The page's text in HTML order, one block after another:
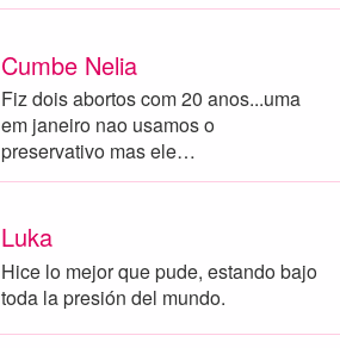
Cumbe Nelia
Fiz dois abortos com 20 anos...uma
em janeiro nao usamos o
preservativo mas ele…
Luka
Hice lo mejor que pude, estando bajo
toda la presión del mundo.